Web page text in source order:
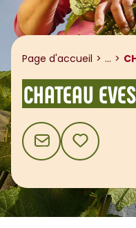
Page d'accueil ...
CHATEAU
CONTACTAJOUTER